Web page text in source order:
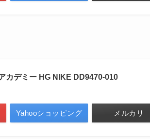
カデミー HG NIKE DD9470-010
Yahooショッピング メルカリ